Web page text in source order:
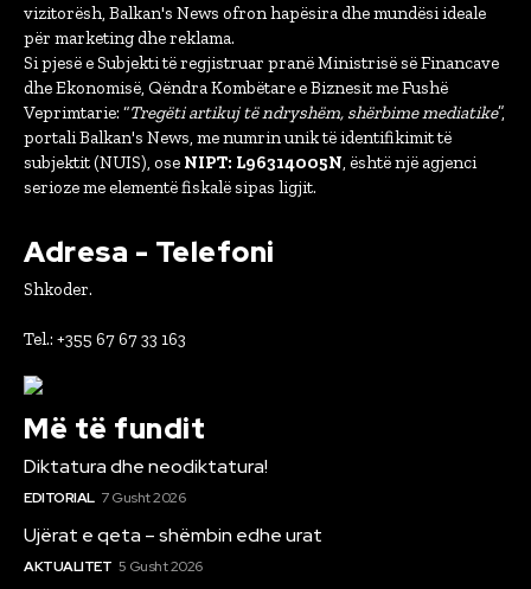
vizitorësh, Balkan's News ofron hapësira dhe mundësi ideale
për marketing dhe reklama.
Si pjesë e Subjekti të regjistruar pranë Ministrisë së Financave
dhe Ekonomisë, Qëndra Kombëtare e Biznesit me Fushë
Veprimtarie: “Tregëti artikuj të ndryshëm, shërbime mediatike”,
portali Balkan's News, me numrin unik të identifikimit të
subjektit (NUIS), ose NIPT: L96314005N, është një agjenci
serioze me elementë fiskalë sipas ligjit.
Adresa - Telefoni
Shkoder.
Tel.: +355 67 67 33 163
Më të fundit
Diktatura dhe neodiktatura!
EDITORIAL 7 Gusht 2026
Ujërat e qeta – shëmbin edhe urat
AKTUALITET 5 Gusht 2026